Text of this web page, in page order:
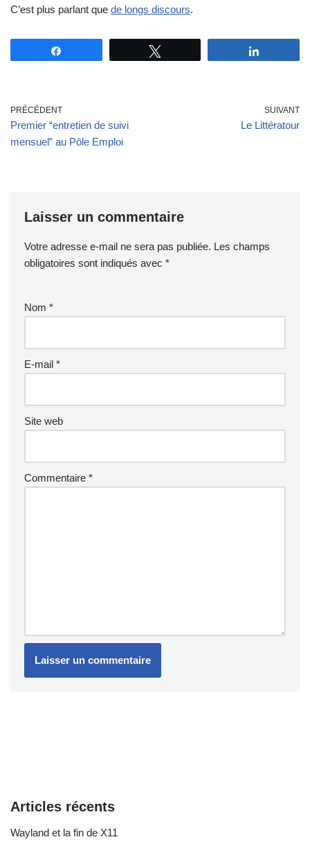
C’est plus parlant que de longs discours.
PRÉCÉDENT
Premier “entretien de suivi
mensuel” au Pôle Emploi
SUIVANT
Le Littératour
Laisser un commentaire
Votre adresse e-mail ne sera pas publiée. Les champs
obligatoires sont indiqués avec *
Nom *
E-mail *
Site web
Commentaire *
Articles récents
Wayland et la fin de X11